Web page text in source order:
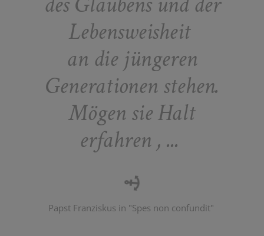
Lebensweisheit
an die jüngeren
Generationen stehen.
Mögen sie Halt
erfahren, ...
Papst Franziskus in "Spes non confundit"